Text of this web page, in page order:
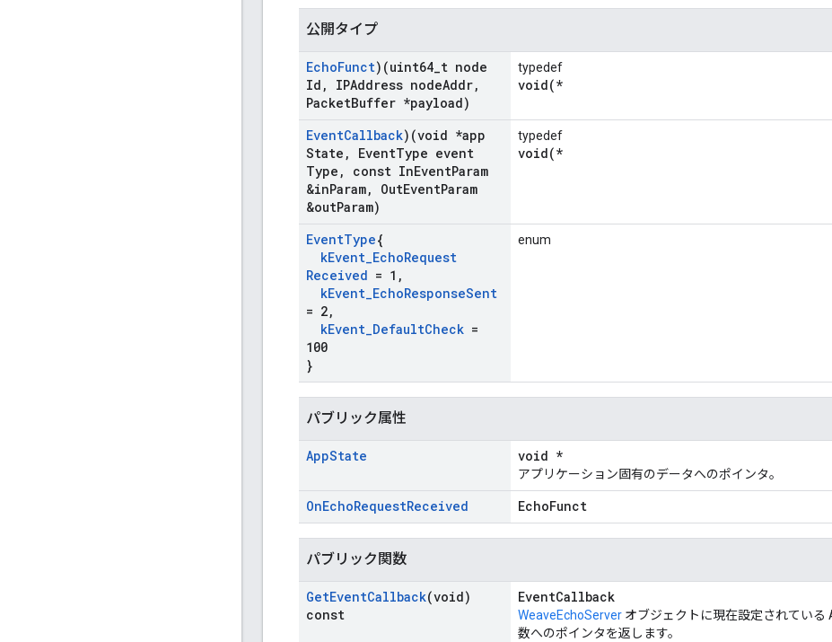
公開タイプ
EchoFunct)(uint64 t node
Id , IPAddress nodeAddr,
PacketBuffer *payload)
typedef
void(*
EventCallback)(void *app
State , EventType event
Type , const InEventParam
&inParam, OutEventParam
&outParam)
typedef
void(*
EventType{
kEvent_EchoRequest
Received = 1 ,
kEvent_EchoResponseSent
= 2,
kEvent_DefaultCheck =
100
}
enum
パブリック属性
AppState void *
アプリケーション固有のデータへのポインタ。
OnEchoRequestReceived EchoFunct
パブリック関数
GetEventCallback(void)
const
EventCallback
WeaveEchoServer オブジェクトに現在設定されている
数へのポインタを返します。